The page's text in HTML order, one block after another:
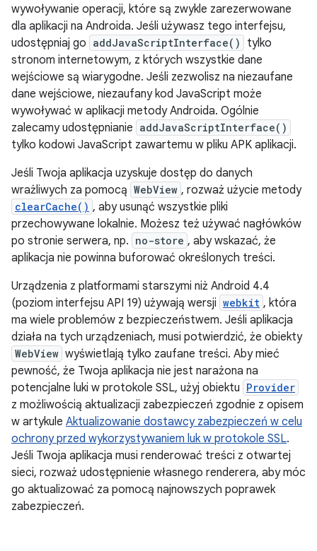
wywoływanie operacji, które są zwykle zarezerwowane
dla aplikacji na Androida. Jeśli używasz tego interfejsu,
udostępniaj go addJavaScriptInterface()
tylko
stronom internetowym, z których wszystkie dane
wejściowe są wiarygodne. Jeśli zezwolisz na niezaufane
dane wejściowe, niezaufany kod JavaScript może
wywoływać w aplikacji metody Androida. Ogólnie
zalecamy udostępnianie addJavaScriptInterface()
tylko kodowi JavaScript zawartemu w pliku APK aplikacji.
Jeśli Twoja aplikacja uzyskuje dostęp do danych
wrażliwych za pomocą WebView , rozważ użycie metody
clearCache() , aby usunąć wszystkie pliki
przechowywane lokalnie. Możesz też używać nagłówków
po stronie serwera, np. no-store , aby wskazać, że
aplikacja nie powinna buforować określonych treści.
Urządzenia z platformami starszymi niż Android 4.4
(poziom interfejsu API 19) używają wersji webkit , która
ma wiele problemów z bezpieczeństwem. Jeśli aplikacja
działa na tych urządzeniach, musi potwierdzić, że obiekty
WebView wyświetlają tylko zaufane treści. Aby mieć
pewność, że Twoja aplikacja nie jest narażona na
potencjalne luki w protokole SSL, użyj obiektu Provider
z możliwością aktualizacji zabezpieczeń zgodnie z opisem
w artykule Aktualizowanie dostawcy zabezpieczeń w celu
ochrony przed wykorzystywaniem luk w protokole SSL.
Jeśli Twoja aplikacja musi renderować treści z otwartej
sieci, rozważ udostępnienie własnego renderera, aby móc
go aktualizować za pomocą najnowszych poprawek
zabezpieczeń.